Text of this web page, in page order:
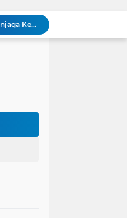
“Tak Sekadar Mengawal Keamanan, Polsek Kandis Turun ke Lahan Jagung Kawal Ketahanan Pangan
Babinsa Sertu Suriyadi Mengecek dan Mendata Anak Warga Yang Stunting di Wilayah Binaannya
Babinsa Kelurahan Kandis Kota Berpatroli Karhutla Bersama Warga Tempatan